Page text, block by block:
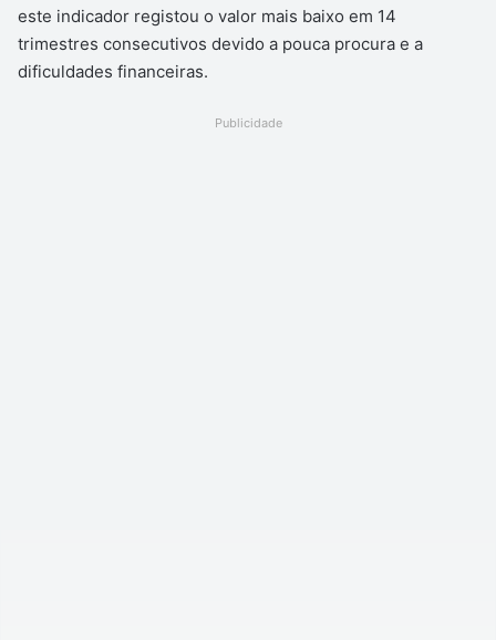
este indicador registou o valor mais baixo em 14
trimestres consecutivos devido a pouca procura e a
dificuldades financeiras.
Publicidade